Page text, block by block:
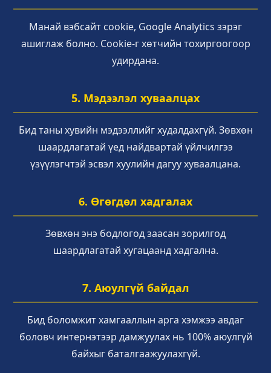
Манай вэбсайт cookie, Google Analytics зэрэг
ашиглаж болно. Cookie-г хөтчийн тохиргоогоор
удирдана.
5. Мэдээлэл хуваалцах
Бид таны хувийн мэдээллийг худалдахгүй. Зөвхөн
шаардлагатай үед найдвартай үйлчилгээ
үзүүлэгчтэй эсвэл хуулийн дагуу хуваалцана.
6. Өгөгдөл хадгалах
Зөвхөн энэ бодлогод заасан зорилгод
шаардлагатай хугацаанд хадгална.
7. Аюулгүй байдал
Бид боломжит хамгааллын арга хэмжээ авдаг
боловч интернэтээр дамжуулах нь 100% аюулгүй
байхыг баталгаажуулахгүй.